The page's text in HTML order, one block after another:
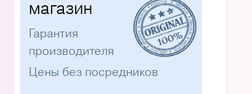
магазин
Гарантия
производителя
Цены без посредников